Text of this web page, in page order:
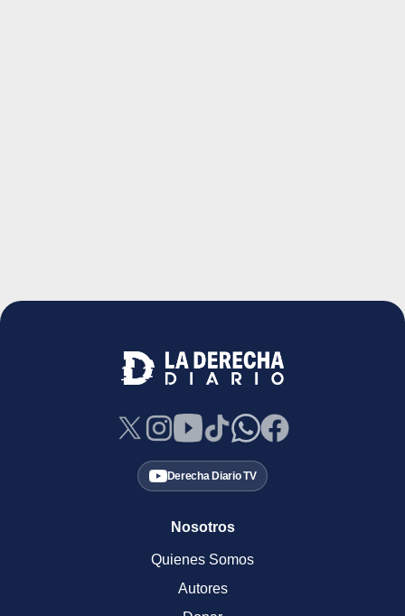
Derecha Diario TV
Nosotros
Quienes Somos
Autores